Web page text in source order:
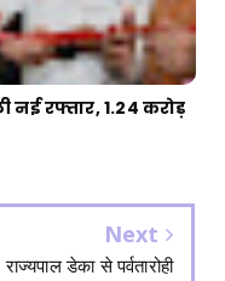
रफ्तार, 1.24 करोड़
Next
राज्यपाल डेका से पर्वतारोही